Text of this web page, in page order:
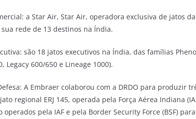
a Star Air, Star Air, operadora exclusiva de jatos
rede de 13 destinos na Índia.
são 18 jatos executivos na Índia, das famílias
Legacy 600/650 e Lineage 1000).
A Embraer colaborou com a DRDO para produzir
regional ERJ 145, operada pela Força Aérea Indiana
operados pela IAF e pela Border Security Force (BSF)